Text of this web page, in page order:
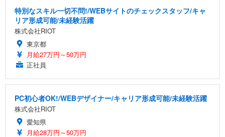
特別なスキル一切不問!/WEBサイトのチェックスタッフ/キャ
リア形成可能/未経験活躍
株式会社RIOT
東京都
月給27万円～50万円
正社員
PC初心者OK!/WEBデザイナー/キャリア形成可能/未経験活躍
株式会社RIOT
愛知県
月給28万円～50万円